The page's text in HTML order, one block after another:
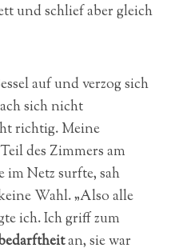
und schlief aber gleich
auf und verzog sich
sich nicht
richtig. Meine
des Zimmers am
im Netz surfte, sah
Wahl. „Also alle
ich. Ich griff zum
an, sie war